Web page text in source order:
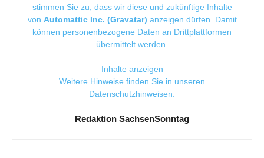
stimmen Sie zu, dass wir diese und zukünftige Inhalte
von Automattic Inc. (Gravatar) anzeigen dürfen. Damit
können personenbezogene Daten an Drittplattformen
übermittelt werden.
Inhalte anzeigen
Weitere Hinweise finden Sie in unseren
Datenschutzhinweisen
Redaktion SachsenSonntag